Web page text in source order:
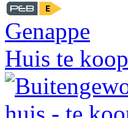
Genappe
Huis te koop